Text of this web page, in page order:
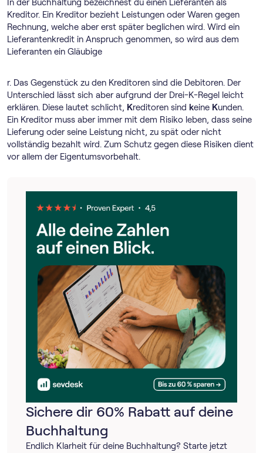
Sichere dir 60% Rabatt auf deine
Buchhaltung
Endlich Klarheit für deine Buchhaltung? Starte jetzt
In der Buchhaltung bezeichnest du einen Lieferanten als
Kreditor. Ein Kreditor bezieht Leistungen oder Waren gegen
Rechnung, welche aber erst später beglichen wird. Wird ein
Lieferantenkredit in Anspruch genommen, so wird aus dem
Lieferanten ein Gläubige
r. Das Gegenstück zu den Kreditoren sind die Debitoren. Der
Unterschied lässt sich aber aufgrund der Drei-K-Regel leicht
erklären. Diese lautet schlicht, Kreditoren sind keine Kunden.
Ein Kreditor muss aber immer mit dem Risiko leben, dass seine
Lieferung oder seine Leistung nicht, zu spät oder nicht
vollständig bezahlt wird. Zum Schutz gegen diese Risiken dient
vor allem der Eigentumsvorbehalt.